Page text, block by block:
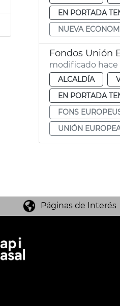
EN PORTADA
NUEVA
Fondos Unión
modificado hace
ALCALDÍA
EN PORTADA
FONS
UNIÓN
Páginas de Interés